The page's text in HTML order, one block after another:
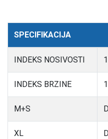
SPECIFIKACIJA
INDEKS NOSIVOSTI
INDEKS BRZINE
M+S
XL